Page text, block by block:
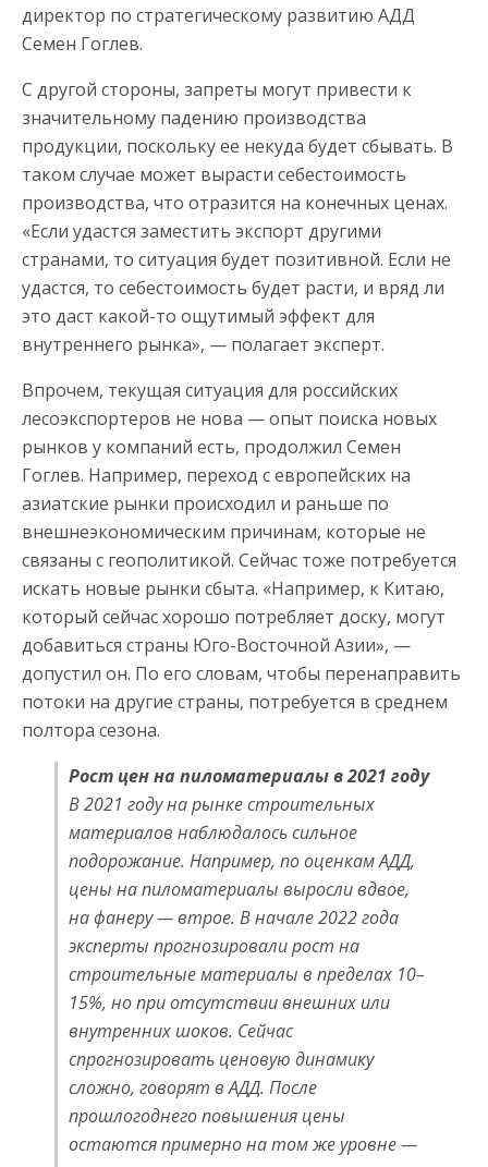
директор по стратегическому развитию АДД
Семен Гоглев.
С другой стороны, запреты могут привести к
значительному падению производства
продукции, поскольку ее некуда будет сбывать. В
таком случае может вырасти себестоимость
производства, что отразится на конечных ценах.
«Если удастся заместить экспорт другими
странами, то ситуация будет позитивной. Если не
удастся, то себестоимость будет расти, и вряд ли
это даст какой-то ощутимый эффект для
внутреннего рынка», — полагает эксперт.
Впрочем, текущая ситуация для российских
лесоэкспортеров не нова — опыт поиска новых
рынков у компаний есть, продолжил Семен
Гоглев. Например, переход с европейских на
азиатские рынки происходил и раньше по
внешнеэкономическим причинам, которые не
связаны с геополитикой. Сейчас тоже потребуется
искать новые рынки сбыта. «Например, к Китаю,
который сейчас хорошо потребляет доску, могут
добавиться страны Юго-Восточной Азии», —
допустил он. По его словам, чтобы перенаправить
потоки на другие страны, потребуется в среднем
полтора сезона.
Рост цен на пиломатериалы в 2021 году
В 2021 году на рынке строительных
материалов наблюдалось сильное
подорожание. Например, по оценкам АДД,
цены на пиломатериалы выросли вдвое,
на фанеру — втрое. В начале 2022 года
эксперты прогнозировали рост на
строительные материалы в пределах 10–
15%, но при отсутствии внешних или
внутренних шоков. Сейчас
спрогнозировать ценовую динамику
сложно, говорят в АДД. После
прошлогоднего повышения цены
остаются примерно на том же уровне —